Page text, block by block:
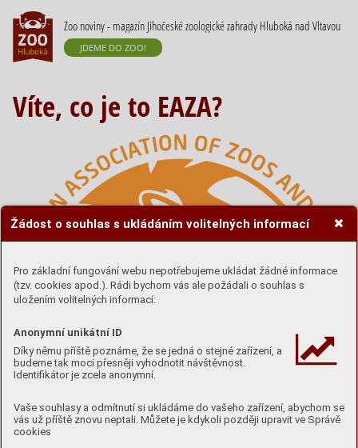
Žádost o souhlas s ukládáním volitelných informací
Pro základní fungování webu nepotřebujeme ukládat žádné informace
(tzv. cookies apod.). Rádi bychom vás ale požádali o souhlas s
uložením volitelných informací:
Anonymní unikátní ID
Díky němu příště poznáme, že se jedná o stejné zařízení, a
budeme tak moci přesněji vyhodnotit návštěvnost.
Identifikátor je zcela anonymní.
Vaše souhlasy a odmítnutí si ukládáme do vašeho zařízení, abychom se
vás už příště znovu neptali. Můžete je kdykoli později upravit ve Správě
cookies
Zoo noviny - magazín Jihočeské zoologické zahrady Hluboká nad Vltavou
JDEME DO ZOO!
Víte, co je to EAZA?